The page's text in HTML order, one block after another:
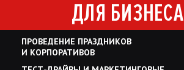
ДЛЯ БИЗНЕСА
ПРОВЕДЕНИЕ ПРАЗДНИКОВ
И КОРПОРАТИВОВ